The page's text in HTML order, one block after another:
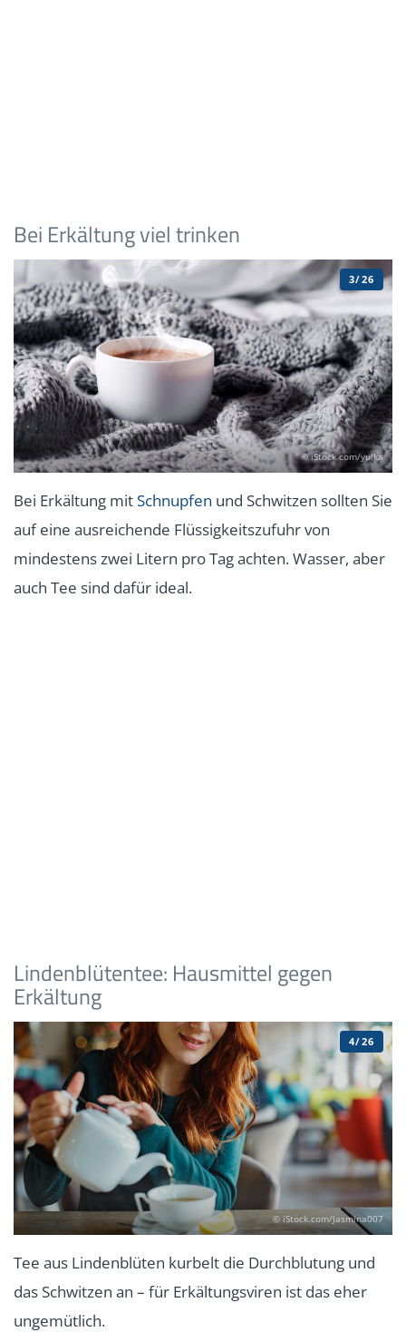
Bei Erkältung viel trinken
© iStock.com/yulka
3/26
Bei Erkältung mitSchnupfen und Schwitzen sollten Sie
auf eine ausreichende Flüssigkeitszufuhr von
mindestens zwei Litern pro Tag achten. Wasser, aber
auch Tee sind dafür ideal.
Lindenblütentee: Hausmittel gegen
Erkältung
© iStock.com/Jasmina007
4/26
Tee aus Lindenblüten kurbelt die Durchblutung und
das Schwitzen an – für Erkältungsviren ist das eher
ungemütlich.